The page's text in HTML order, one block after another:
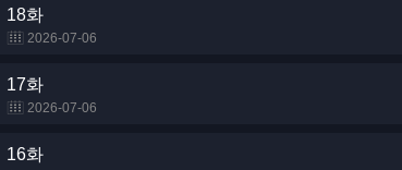
18화
2026-07-06
17화
2026-07-06
16화